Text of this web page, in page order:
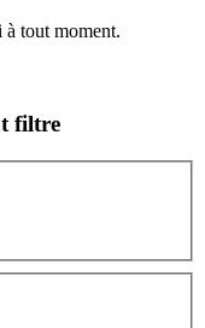
à tout moment.
filtre